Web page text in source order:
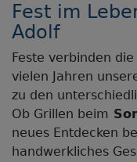
Fest im
Adolf
Feste verbinden
vielen Jahren
zu den
Ob Grillen beim
neues Entdecken
handwerkliches